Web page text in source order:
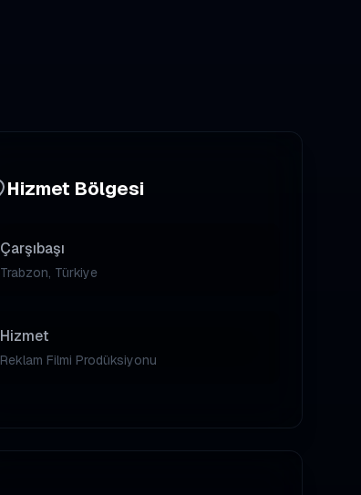
Hizmet Bölgesi
Çarşıbaşı
Trabzon, Türkiye
Hizmet
Reklam Filmi Prodüksiyonu